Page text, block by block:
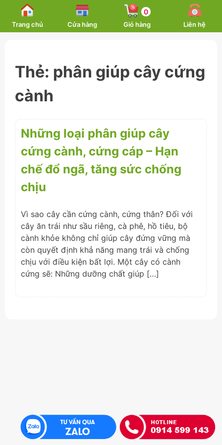
content
Trang chủ Cửa hàng
0
Giỏ hàng Liên hệ
Thẻ: phân giúp cây cứng
cành
Những loại phân giúp cây
cứng cành, cứng cáp – Hạn
chế đổ ngã, tăng sức chống
chịu
Vì sao cây cần cứng cành, cứng thân? Đối với
cây ăn trái như sầu riêng, cà phê, hồ tiêu, bộ
cành khỏe không chỉ giúp cây đứng vững mà
còn quyết định khả năng mang trái và chống
chịu với điều kiện bất lợi. Một cây có cành
cứng sẽ: Những dưỡng chất giúp […]